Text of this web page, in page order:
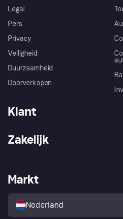
Legal
Pers
Privacy
Veiligheid
Duurzaamheid
Doorverkopen
Klant
Winkeloverzicht
Kopersbescherming voor
consumenten
Zakelijk
Zakelijke login
Markt
Nederland